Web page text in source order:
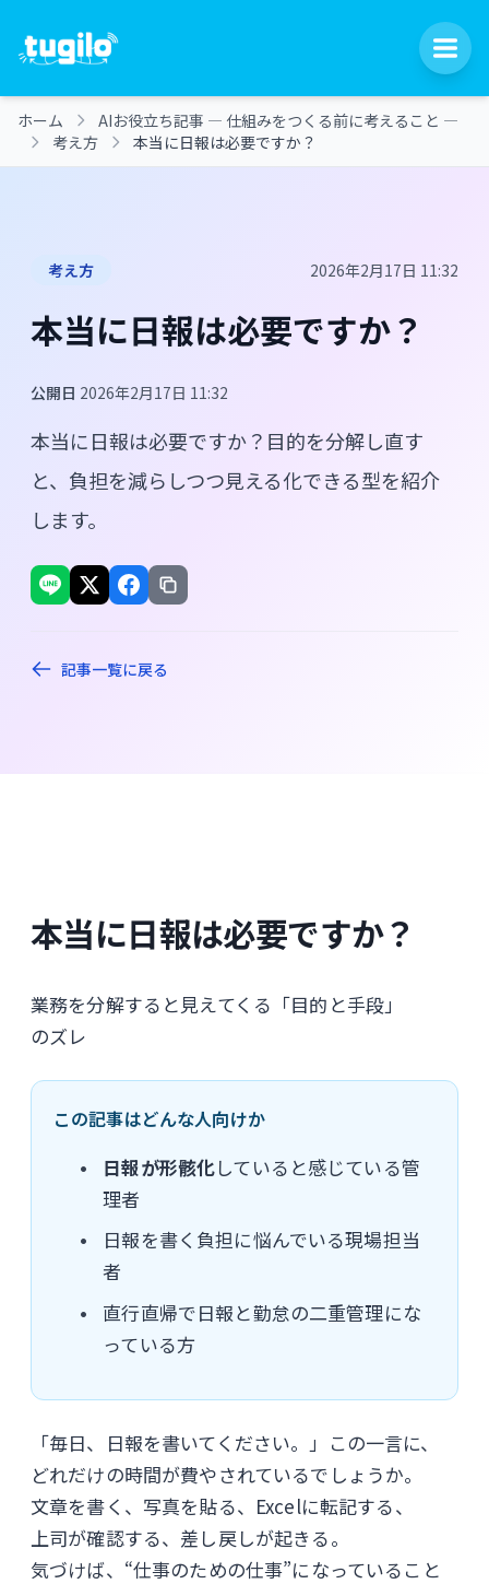
ホーム
AIお役立ち記事 ― 仕組みをつくる前に考えること ―
考え方
本当に日報は必要ですか？
考え方 2026年2月17日 11:32
本当に日報は必要ですか？
公開日 2026年2月17日 11:32
本当に日報は必要ですか？目的を分解し直す
と、負担を減らしつつ見える化できる型を紹介
します。
記事一覧に戻る
本当に日報は必要ですか？
業務を分解すると見えてくる「目的と手段」
のズレ
この記事はどんな人向けか
日報が形骸化していると感じている管
理者
日報を書く負担に悩んでいる現場担当
者
直行直帰で日報と勤怠の二重管理にな
っている方
「毎日、日報を書いてください。」この一言に、
どれだけの時間が費やされているでしょうか。
文章を書く、写真を貼る、Excelに転記する、
上司が確認する、差し戻しが起きる。
気づけば、“仕事のための仕事”になっていること